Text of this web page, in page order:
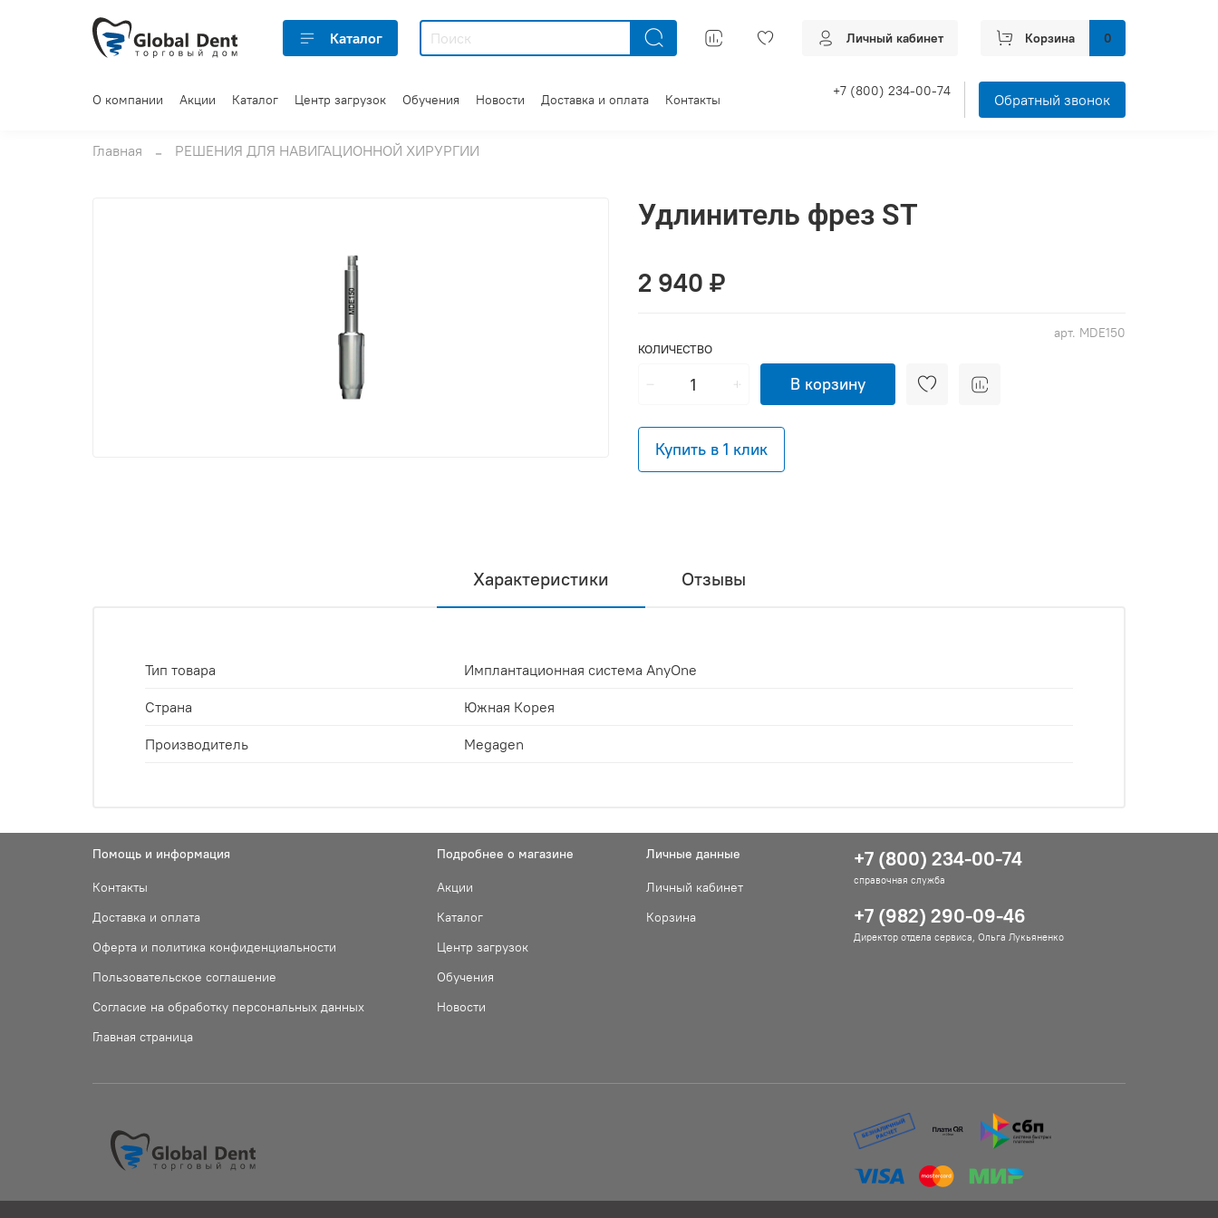
Каталог Личный кабинет Корзина 0
О компании Акции Каталог Центр загрузок Обучения Новости Доставка и оплата Контакты
+7 (800) 234-00-74 Обратный звонок
Главная РЕШЕНИЯ ДЛЯ НАВИГАЦИОННОЙ ХИРУРГИИ
арт. MDE150
Удлинитель фрез ST
2 940 ₽
КОЛИЧЕСТВО
В корзину
Купить в 1 клик
Характеристики Отзывы
Тип товара Имплантационная система AnyOne
Страна Южная Корея
Производитель Megagen
Помощь и информация
Контакты
Доставка и оплата
Оферта и политика конфиденциальности
Пользовательское соглашение
Согласие на обработку персональных данных
Главная страница
Подробнее о магазине
Акции
Каталог
Центр загрузок
Обучения
Новости
Личные данные
Личный кабинет
Корзина
+7 (800) 234-00-74
справочная служба
+7 (982) 290-09-46
Директор отдела сервиса, Ольга Лукьяненко